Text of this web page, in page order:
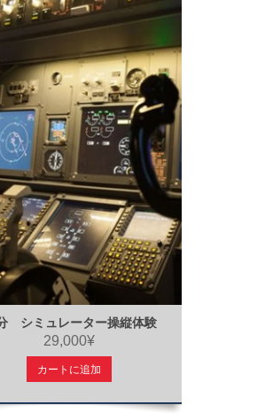
シミュレーター操縦体験
29,000¥
カートに追加